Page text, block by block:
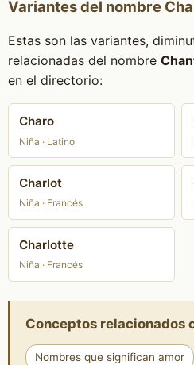
Variantes del nombre
Estas son las variantes,
relacionadas del nombre
en el directorio:
Charo
Niña · Latino
Charlot
Niña · Francés
Charlotte
Niña · Francés
Conceptos relacionados
Nombres que significan amor